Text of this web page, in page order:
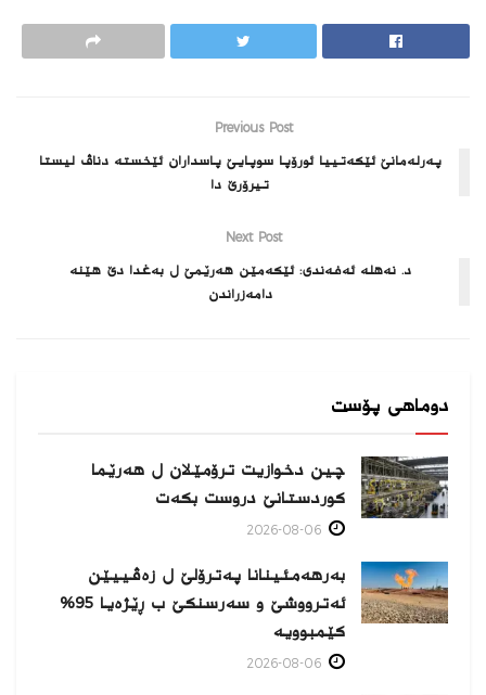
Previous Post
پەرلەمانێ ئێكه‌تییا ئورۆپا سوپایێ پاسداران ئێخستە دناڤ لیستا
تیرۆرێ دا
Next Post
د. نه‌هله‌ ئه‌فه‌ندی: ئێکەمێن ھەرێمێ ل بەغدا دێ ھێنە
دامەزراندن
دوماهی پۆست
چین دخوازیت ترۆمێلان ل هەرێما
كوردستانێ دروست بكەت
بەرهەمئینانا په‌ترۆلێ ل زه‌ڤییێن
ئەترووشێ و سەرسنكێ ب ڕێژەیا 95%
كێمبوویە